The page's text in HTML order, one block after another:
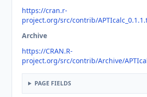
https://cran.r-
project.org/src/contrib/
Archive
https://CRAN.R-
project.org/src/contrib/Archive/
PAGE FIELDS